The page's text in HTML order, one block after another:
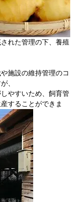
れた管理の下、養殖
施設の維持管理のコ
、
やすいため、飼育管
することができま